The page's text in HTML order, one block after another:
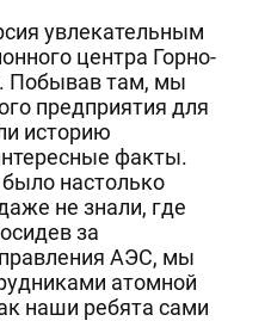
увлекательным
центра Горно-
Побывав там, мы
предприятия для
историю
факты.
настолько
не знали, где
за
АЭС, мы
атомной
наши ребята сами